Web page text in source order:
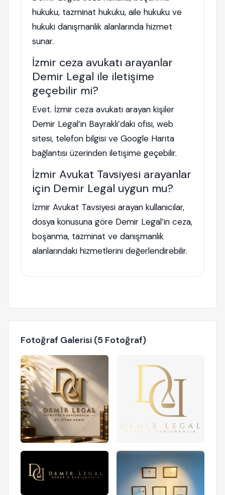
hukuku, tazminat hukuku, aile hukuku ve
hukuki danışmanlık alanlarında hizmet
sunar.
İzmir ceza avukatı arayanlar
Demir Legal ile iletişime
geçebilir mi?
Evet. İzmir ceza avukatı arayan kişiler
Demir Legal’in Bayraklı’daki ofisi, web
sitesi, telefon bilgisi ve Google Harita
bağlantısı üzerinden iletişime geçebilir.
İzmir Avukat Tavsiyesi arayanlar
için Demir Legal uygun mu?
İzmir Avukat Tavsiyesi arayan kullanıcılar,
dosya konusuna göre Demir Legal’in ceza,
boşanma, tazminat ve danışmanlık
alanlarındaki hizmetlerini değerlendirebilir.
Fotoğraf Galerisi (5 Fotoğraf)